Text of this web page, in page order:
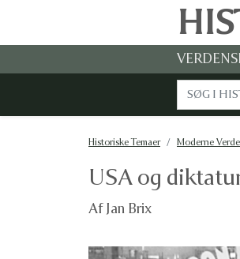
Historiske Temaer Moderne
USA og
Af Jan Brix